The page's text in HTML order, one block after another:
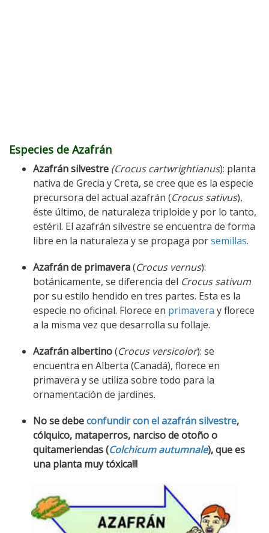
Especies de Azafrán
Azafrán silvestre (Crocus cartwrightianus): planta
nativa de Grecia y Creta, se cree que es la especie
precursora del actual azafrán (Crocus sativus),
éste último, de naturaleza triploide y por lo tanto,
estéril. El azafrán silvestre se encuentra de forma
libre en la naturaleza y se propaga porsemillas.
Azafrán de primavera(Crocus vernus):
botánicamente, se diferencia del Crocus sativum
por su estilo hendido en tres partes. Esta es la
especie no oficinal. Florece en primavera y florece
a la misma vez que desarrolla su follaje.
Azafrán albertino(Crocus versicolor): se
encuentra en Alberta (Canadá), florece en
primavera y se utiliza sobre todo para la
ornamentación de jardines.
No se debeconfundir con el azafrán silvestre,
cólquico, mataperros, narciso de otoño o
quitameriendas (Colchicum autumnale), que es
una planta muy tóxica!!!